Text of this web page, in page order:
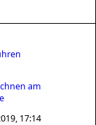
am
17:14